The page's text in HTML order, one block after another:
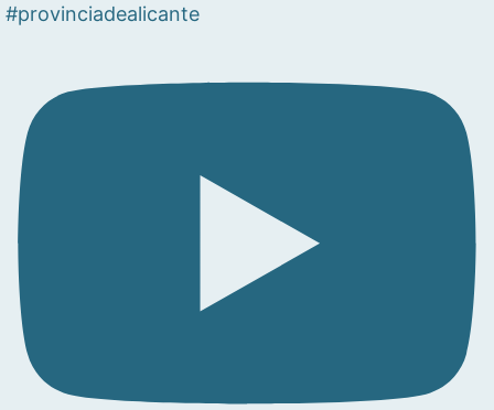
#provinciadealicante